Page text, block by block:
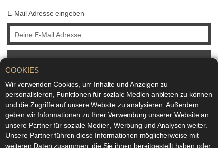
COOKIES
Wir verwenden Cookies, um Inhalte und Anzeigen zu
personalisieren, Funktionen für soziale Medien anbieten zu können
und die Zugriffe auf unsere Website zu analysieren. Außerdem
geben wir Informationen zu Ihrer Verwendung unserer Website an
unsere Partner für soziale Medien, Werbung und Analysen weiter.
Unsere Partner führen diese Informationen möglicherweise mit
weiteren Daten zusammen, die Sie ihnen bereitgestellt haben oder
E-Mail Adresse eingeben
ABONNIEREN